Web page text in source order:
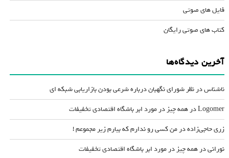
فایل های صوتی
کتاب های صوتی رایگان
آخرین دیدگاه‌ها
ناشناسدرنظر شورای نگهبان درباره شرعی بودن بازاریابی شبکه ای
Logomerدرهمه چیز در مورد ابر باشگاه اقتصادی تخفیفات
زری حاجی‌زادهدرمن کسی رو ندارم که بیارم زیر مجموعم !
نورانیدرهمه چیز در مورد ابر باشگاه اقتصادی تخفیفات